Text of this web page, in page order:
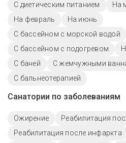
С диетическим питанием
На
На февраль
На июнь
С бассейном с морской водой
С бассейном с подогревом
С баней
С жемчужными
С бальнеотерапией
Санатории по заболеваниям
Ожирение
Реабилитация
Реабилитация после инфаркта